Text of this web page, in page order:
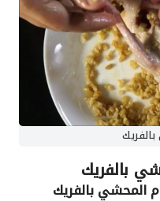
بالفريك
المحشي بالفريك